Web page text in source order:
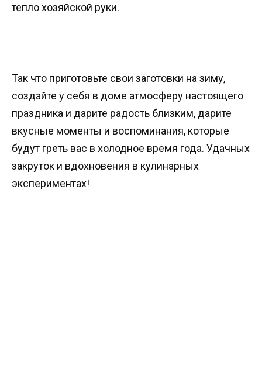
тепло хозяйской руки.
Так что приготовьте свои заготовки на зиму,
создайте у себя в доме атмосферу настоящего
праздника и дарите радость близким, дарите
вкусные моменты и воспоминания, которые
будут греть вас в холодное время года. Удачных
закруток и вдохновения в кулинарных
экспериментах!